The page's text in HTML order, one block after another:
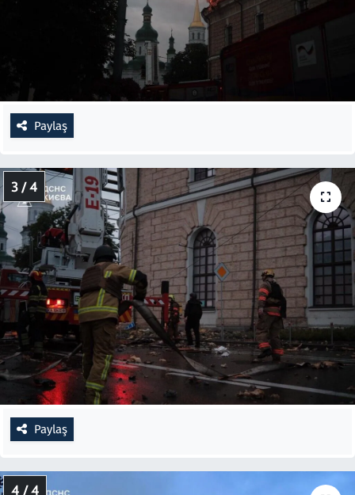
Paylaş
3 / 4
Paylaş
4 / 4